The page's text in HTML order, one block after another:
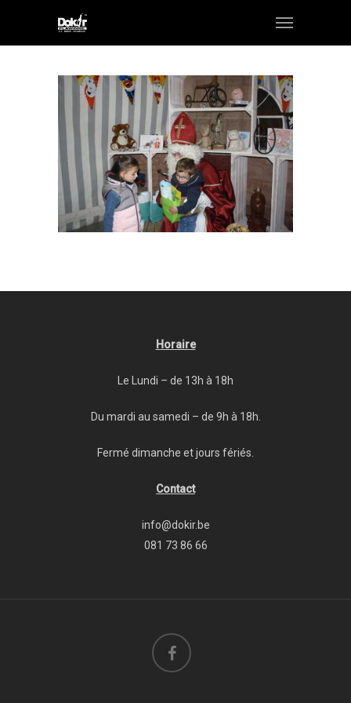
Horaire
Le Lundi – de 13h à 18h
Du mardi au samedi – de 9h à 18h.
Fermé dimanche et jours fériés.
Contact
info@dokir.be
081 73 86 66